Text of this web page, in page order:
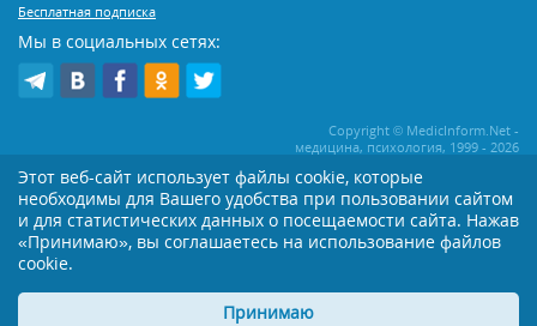
Бесплатная подписка
Мы в социальных сетях:
Copyright © MedicInform.Net -
медицина, психология, 1999 - 2026
Копирование или иное распространение статей нашего сайта строго
воспрещается. Копирование раздела "Новости" допускается при наличии
активной открытой для поисковиков ссылки на MedicInform.Net
Материалы на сайте представлены в справочных целях. Редакция не всегда
применением тех или иных рекомендаций настоятельно рекомендуется
посоветоваться с Вашим лечащим врачом!
Этот веб-сайт использует файлы cookie, которые
необходимы для Вашего удобства при пользовании сайтом
и для статистических данных о посещаемости сайта. Нажав
«Принимаю», вы соглашаетесь на использование файлов
cookie.
Принимаю